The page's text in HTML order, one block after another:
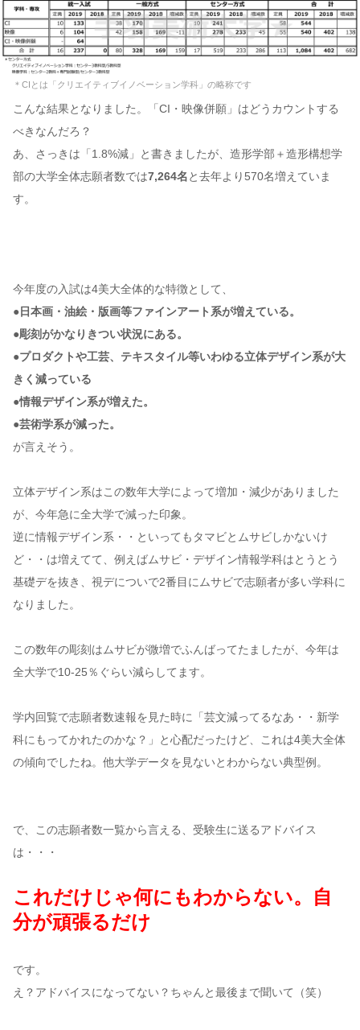
＊CIとは「クリエイティブイノベーション学科」の略称です
こんな結果となりました。「CI・映像併願」はどうカウントする
べきなんだろ？
あ、さっきは「1.8%減」と書きましたが、造形学部＋造形構想学
部の大学全体志願者数では7,264名と去年より570名増えていま
す。
今年度の入試は4美大全体的な特徴として、
●日本画・油絵・版画等ファインアート系が増えている。
●彫刻がかなりきつい状況にある。
●プロダクトや工芸、テキスタイル等いわゆる立体デザイン系が大
きく減っている
●情報デザイン系が増えた。
●芸術学系が減った。
が言えそう。
立体デザイン系はこの数年大学によって増加・減少がありました
が、今年急に全大学で減った印象。
逆に情報デザイン系・・といってもタマビとムサビしかないけ
ど・・は増えてて、例えばムサビ・デザイン情報学科はとうとう
基礎デを抜き、視デについで2番目にムサビで志願者が多い学科に
なりました。
この数年の彫刻はムサビが微増でふんばってたましたが、今年は
全大学で10-25％ぐらい減らしてます。
学内回覧で志願者数速報を見た時に「芸文減ってるなあ・・新学
科にもってかれたのかな？」と心配だったけど、これは4美大全体
の傾向でしたね。他大学データを見ないとわからない典型例。
で、この志願者数一覧から言える、受験生に送るアドバイス
は・・・
これだけじゃ何にもわからない。自
分が頑張るだけ
です。
え？アドバイスになってない？ちゃんと最後まで聞いて（笑）